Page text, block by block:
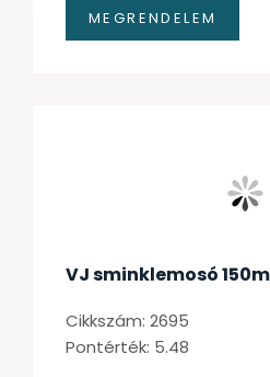
VJ sminklemosó
Cikkszám: 2695
Pontérték: 5.48